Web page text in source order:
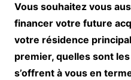
Vous souhaitez vous
financer votre future
votre résidence
premier, quelles sont
s’offrent à vous en